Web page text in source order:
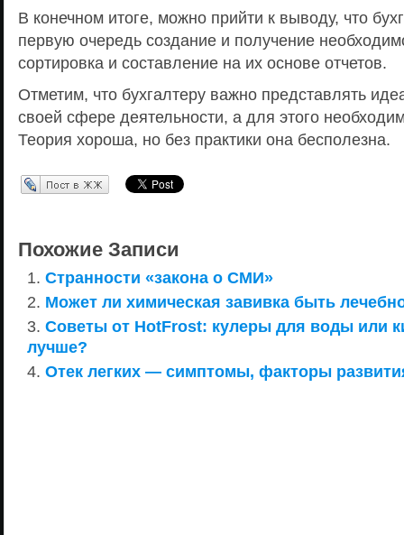
В конечном итоге, можно прийти к выводу, что
первую очередь создание и получение
сортировка и составление на их основе отчетов.
Отметим, что бухгалтеру важно представлять
своей сфере деятельности, а для этого
Теория хороша, но без практики она бесполезна.
Перепост в ЖЖ
Похожие Записи
Странности «закона о СМИ»
Может ли химическая завивка быть
Советы от HotFrost: кулеры для воды или
лучше?
Отек легких — симптомы, факторы